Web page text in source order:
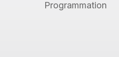
Programmation